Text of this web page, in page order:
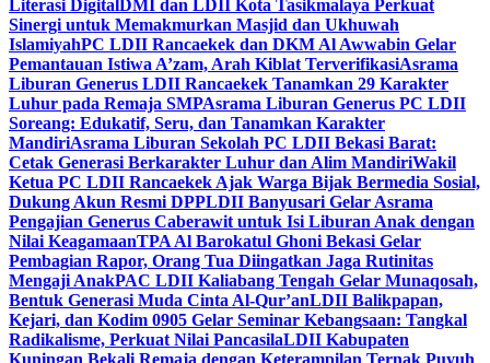
Literasi DigitalDMI dan LDII Kota Tasikmalaya Perkuat
Sinergi untuk Memakmurkan Masjid dan Ukhuwah
IslamiyahPC LDII Rancaekek dan DKM Al Awwabin Gelar
Pemantauan Istiwa A’zam, Arah Kiblat TerverifikasiAsrama
Liburan Generus LDII Rancaekek Tanamkan 29 Karakter
Luhur pada Remaja SMPAsrama Liburan Generus PC LDII
Soreang: Edukatif, Seru, dan Tanamkan Karakter
MandiriAsrama Liburan Sekolah PC LDII Bekasi Barat:
Cetak Generasi Berkarakter Luhur dan Alim MandiriWakil
Ketua PC LDII Rancaekek Ajak Warga Bijak Bermedia Sosial,
Dukung Akun Resmi DPPLDII Banyusari Gelar Asrama
Pengajian Generus Caberawit untuk Isi Liburan Anak dengan
Nilai KeagamaanTPA Al Barokatul Ghoni Bekasi Gelar
Pembagian Rapor, Orang Tua Diingatkan Jaga Rutinitas
Mengaji AnakPAC LDII Kaliabang Tengah Gelar Munaqosah,
Bentuk Generasi Muda Cinta Al-Qur’anLDII Balikpapan,
Kejari, dan Kodim 0905 Gelar Seminar Kebangsaan: Tangkal
Radikalisme, Perkuat Nilai PancasilaLDII Kabupaten